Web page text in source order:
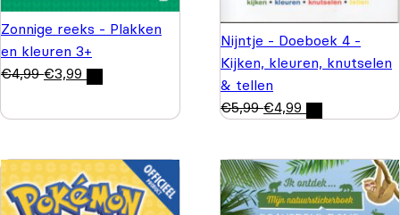
Zonnige reeks - Plakken
en kleuren 3+
€4,99 €3,99
Nijntje - Doeboek 4 -
Kijken, kleuren, knutselen
& tellen
€5,99 €4,99